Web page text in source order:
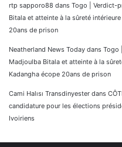
rtp sapporo88 dans Togo | Verdict-
Bitala et atteinte à la sûreté
20ans de prison
Neatherland News Today dans Togo
Madjoulba Bitala et atteinte à la
Kadangha écope 20ans de prison
Cami Halısı Transdinyester dans
candidature pour les élections
Ivoiriens